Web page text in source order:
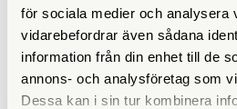
för sociala medier och analysera
vidarebefordrar även sådana
information från din enhet till de
annons- och analysföretag som
Dessa kan i sin tur kombinera
Nikon